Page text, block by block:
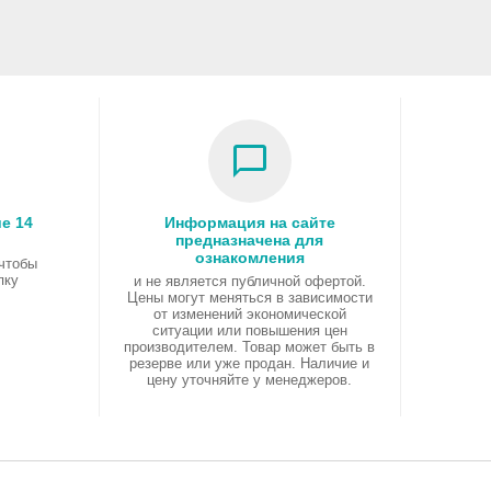
14
Информация на сайте
предназначена для
ознакомления
и не является публичной офертой.
Цены могут меняться в зависимости
от изменений экономической
ситуации или повышения цен
производителем. Товар может быть в
резерве или уже продан. Наличие и
цену уточняйте у менеджеров.